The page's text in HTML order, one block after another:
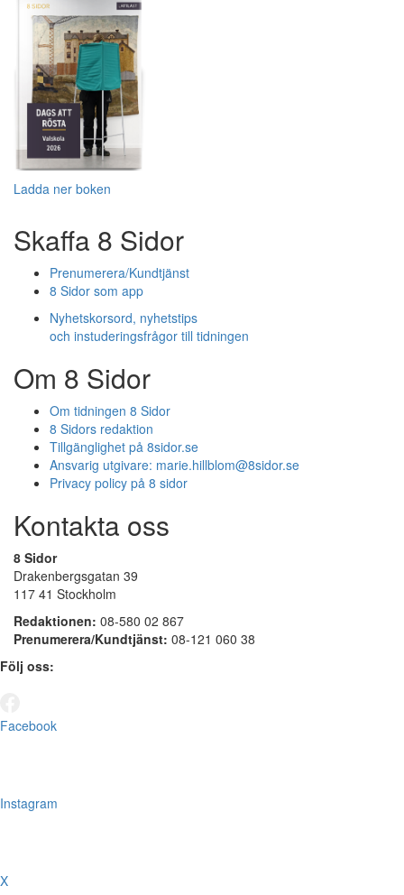
Ladda ner boken
Skaffa 8 Sidor
Prenumerera/Kundtjänst
8 Sidor som app
Nyhetskorsord, nyhetstips
och instuderingsfrågor till tidningen
Om 8 Sidor
Om tidningen 8 Sidor
8 Sidors redaktion
Tillgänglighet på 8sidor.se
Ansvarig utgivare: marie.hillblom@8sidor.se
Privacy policy på 8 sidor
Kontakta oss
8 Sidor
Drakenbergsgatan 39
117 41 Stockholm
Redaktionen: 08-580 02 867
Prenumerera/Kundtjänst: 08-121 060 38
Följ oss:
Facebook
Instagram
X